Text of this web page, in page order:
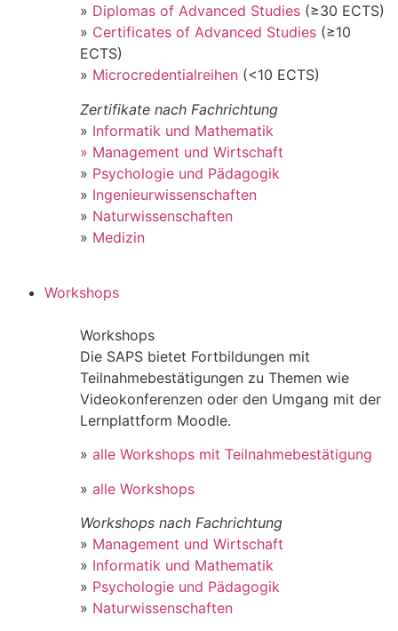
» Diplomas of Advanced Studies (≥30 ECTS)
» Certificates of Advanced Studies (≥10
ECTS)
» Microcredentialreihen (<10 ECTS)
Zertifikate nach Fachrichtung
» Informatik und Mathematik
» Management und Wirtschaft
» Psychologie und Pädagogik
» Ingenieurwissenschaften
» Naturwissenschaften
» Medizin
Workshops
Workshops
Die SAPS bietet Fortbildungen mit
Teilnahmebestätigungen zu Themen wie
Videokonferenzen oder den Umgang mit der
Lernplattform Moodle.
» alle Workshops mit Teilnahmebestätigung
» alle Workshops
Workshops nach Fachrichtung
» Management und Wirtschaft
» Informatik und Mathematik
» Psychologie und Pädagogik
» Naturwissenschaften